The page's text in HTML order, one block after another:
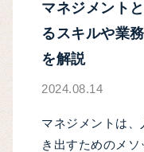
マネジメント
るスキルや業
を解説
2024.08.14
マネジメントは
き出すためのメ